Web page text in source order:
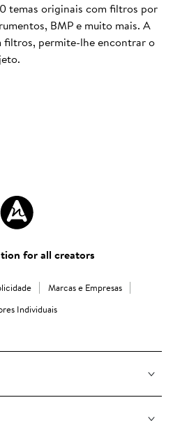
temas originais com filtros por
BMP e muito mais. A
filtros, permite-lhe encontrar o
for all creators
Marcas e Empresas
Individuais